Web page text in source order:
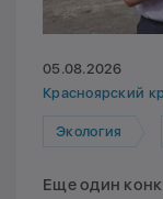
05.08.2026
Красноярский
Экология
Еще один